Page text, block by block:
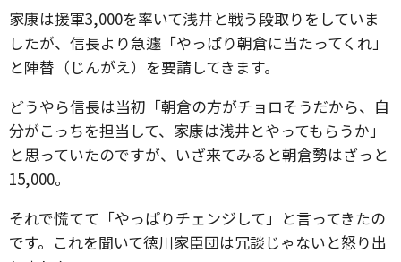
家康は援軍3,000を率いて浅井と戦う段取りをしていま
したが、信長より急遽「やっぱり朝倉に当たってくれ」
と陣替（じんがえ）を要請してきます。
どうやら信長は当初「朝倉の方がチョロそうだから、自
分がこっちを担当して、家康は浅井とやってもらうか」
と思っていたのですが、いざ来てみると朝倉勢はざっと
15,000。
それで慌てて「やっぱりチェンジして」と言ってきたの
です。これを聞いて徳川家臣団は冗談じゃないと怒り出